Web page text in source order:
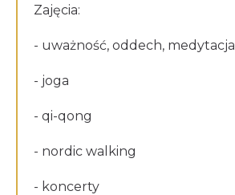
Zajęcia:
- uważność, oddech, medytacja
- joga
- qi-qong
- nordic walking
- koncerty